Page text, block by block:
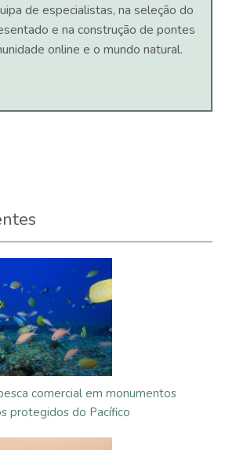
de especialistas, na seleção do
e na construção de pontes
online e o mundo natural.
comercial em monumentos
protegidos do Pacífico